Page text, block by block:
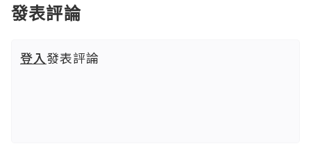
發表評論
登入發表評論